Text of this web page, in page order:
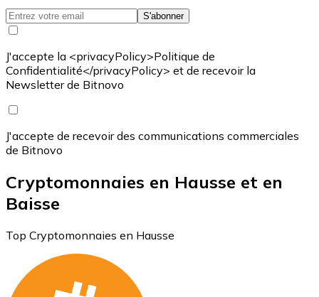
S'abonner
J'accepte la <privacyPolicy>Politique de
Confidentialité</privacyPolicy> et de recevoir la
Newsletter de Bitnovo
J'accepte de recevoir des communications commerciales
de Bitnovo
Cryptomonnaies en Hausse et en
Baisse
Top Cryptomonnaies en Hausse